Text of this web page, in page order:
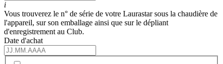
i
Vous trouverez le n° de série de votre Laurastar sous la chaudière de
l'appareil, sur son emballage ainsi que sur le dépliant
d'enregistrement au Club.
Date d'achat